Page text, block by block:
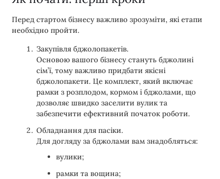
Перед стартом бізнесу важливо зрозуміти, які етапи
необхідно пройти.
Закупівля бджолопакетів.
Основою вашого бізнесу стануть бджолині
сім’ї, тому важливо придбати якісні
бджолопакети. Це комплект, який включає
рамки з розплодом, кормом і бджолами, що
дозволяє швидко заселити вулик та
забезпечити ефективний початок роботи.
Обладнання для пасіки.
Для догляду за бджолами вам знадобляться:
вулики;
рамки та вощина;